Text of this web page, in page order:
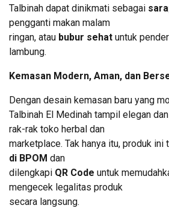
Talbinah dapat dinikmati sebagai
pengganti makan malam
ringan, atau bubur sehat untuk
lambung.
Kemasan Modern, Aman, dan
Dengan desain kemasan baru yang
Talbinah El Medinah tampil elegan
rak-rak toko herbal dan
marketplace. Tak hanya itu, produk ini
di BPOM dan
dilengkapi QR Code untuk
mengecek legalitas produk
secara langsung.